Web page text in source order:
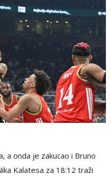
a onda je zakucao i Bruno
Kalatesa za 18:12 traži